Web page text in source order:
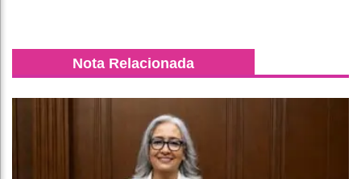
Nota Relacionada